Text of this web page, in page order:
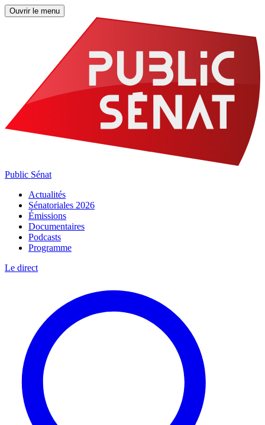
Ouvrir le menu
Public Sénat
Actualités
Sénatoriales 2026
Émissions
Documentaires
Podcasts
Programme
Le direct